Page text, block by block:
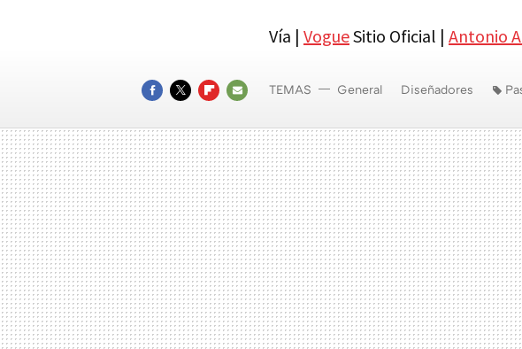
Vía | VogueSitio Oficial | Antonio
MAIL
TEMAS General Diseñadores